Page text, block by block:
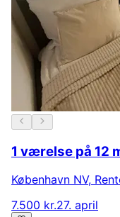
1 værelse på 12
København NV,
7.500 kr.27. april